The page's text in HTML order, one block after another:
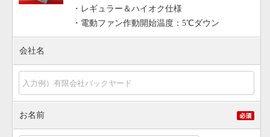
・レギュラー＆ハイオク仕様
・電動ファン作動開始温度：5℃ダウン
会社名
お名前